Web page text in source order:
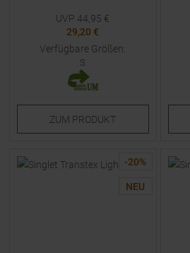
UVP 44,95 €
29,20 €
Verfügbare Größen:
S
ZUM PRODUKT
-20%
NEU